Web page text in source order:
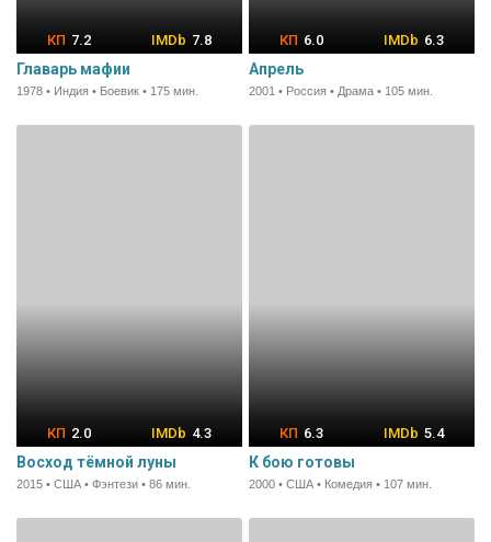
7.2 7.8
Главарь мафии
1978 • Индия • Боевик • 175 мин.
6.0 6.3
Апрель
2001 • Россия • Драма • 105 мин.
2.0 4.3
Восход тёмной луны
2015 • США • Фэнтези • 86 мин.
6.3 5.4
К бою готовы
2000 • США • Комедия • 107 мин.